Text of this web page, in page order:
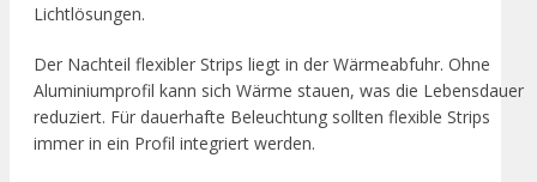
Lichtlösungen.
Der Nachteil flexibler Strips liegt in der Wärmeabfuhr. Ohne
Aluminiumprofil kann sich Wärme stauen, was die Lebensdauer
reduziert. Für dauerhafte Beleuchtung sollten flexible Strips
immer in ein Profil integriert werden.